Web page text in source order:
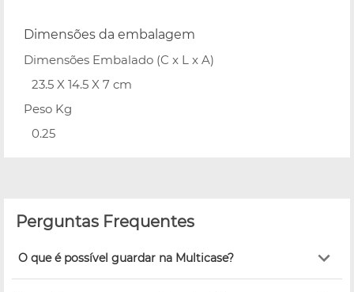
Dimensões da embalagem
Dimensões Embalado (C x L x A)
23.5 X 14.5 X 7 cm
Peso Kg
0.25
Perguntas Frequentes
O que é possível guardar na Multicase?